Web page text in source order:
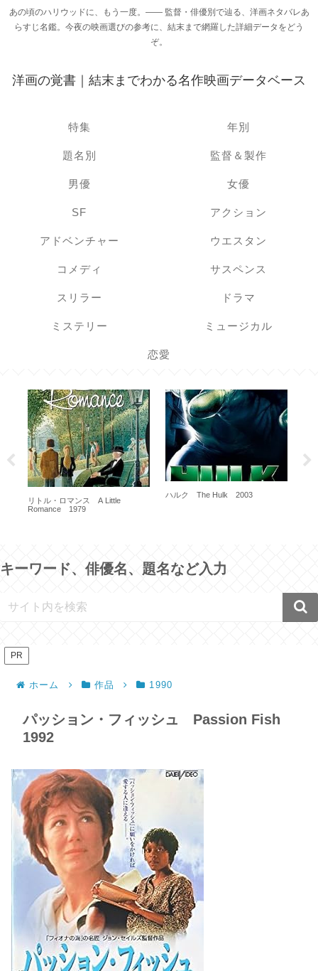
あの頃のハリウッドに、もう一度。―― 監督・俳優別で辿る、洋画ネタバレあ
らすじ名鑑。今夜の映画選びの参考に、結末まで網羅した詳細データをどう
ぞ。
洋画の覚書｜結末までわかる名作映画データベース
特集 年別
題名別 監督＆製作
男優 女優
SF アクション
アドベンチャー ウエスタン
コメディ サスペンス
スリラー ドラマ
ミステリー ミュージカル
恋愛
炎の人ゴッホ Lust for Life 1956
ハスラー The Hustler 1961
キーワード、俳優名、題名など入力
PR
ホーム 作品 1990
パッション・フィッシュ Passion Fish
1992